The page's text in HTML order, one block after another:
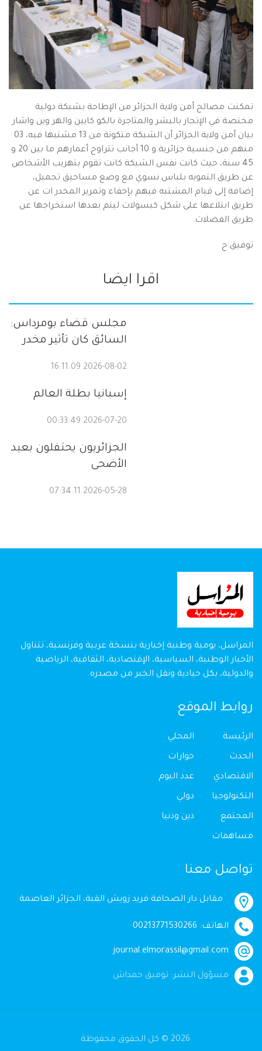
تمكنت مصالح أمن ولاية الجزائر من الإطاحة بشبكة دولية
مختصة في الإتجار بالبشر والمتاجرة بالكو كايين والهر وين واشار
بيان أمن ولاية الجزائر أن الشبكة متكونة من 13 مشتبها فيه، 03
منهم من جنسية جزائرية و 10 أجانب تتراوح أعمارهم ما بين 20 و
45 سنة، حيث كانت نفس الشبكة كانت تقوم بتهريب الأشخاص
عن طريق التمويه بلباس نسوي مع وضع مساحيق تجميل،
إضافة إلى قيام المشتبه فيهم بإخفاء وتمرير المخدر ات عن
طريق ابتلاعها على شكل كبسولات ليتم بعدها استخراجها عن
طريق الفضلات.
توفيق.ح
اقرا ايضا
مجلس قضاء بومرداس:
السائق كان تأثير مخدر
2026-08-02 16:11:09
إسبانيا بطلة العالم
2026-07-20 00:33:49
الجزائريون يحتفلون بعيد
الأضحى
2026-05-28 07:34:11
المراسل، يومية وطنية إخبارية بنسخة عربية وفرنسية، تتناول
الأخبار الوطنية، السياسية، الإقتصادية، الثقافية، الرياضية
والدولية، بكل حيادية ونقل الخبر من مصدره.
روابط الموقع
الرئيسة
الحدث
الاقتصادي
التكنولوجيا
المجتمع
مساهمات
المحلي
حوارات
عدد اليوم
دولي
دين ودنيا
تواصل معنا
مقابل دار الصحافة فريد زويش القبة، الجزائر العاصمة
الهاتف: 00213771530266
journal.elmorassil@gmail.com
مسؤول النشر: توفيق حمداش
2026 © كل الحقوق محفوظة